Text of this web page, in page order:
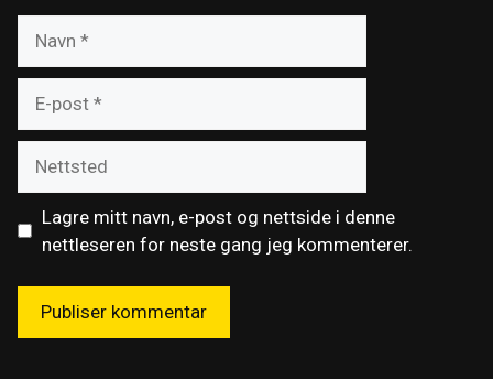
post
Lagre mitt navn, e-post og nettside i denne
nettleseren for neste gang jeg kommenterer.